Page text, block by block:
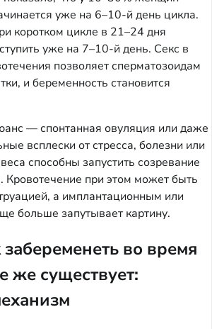
уже на 6–10-й день цикла.
коротком цикле в 21–24 дня
уже на 7–10-й день. Секс в
позволяет сперматозоидам
и беременность становится
— спонтанная овуляция или даже
всплески от стресса, болезни или
способны запустить созревание
Кровотечение при этом может быть
а имплантационным или
больше запутывает картину.
во время
же существует: